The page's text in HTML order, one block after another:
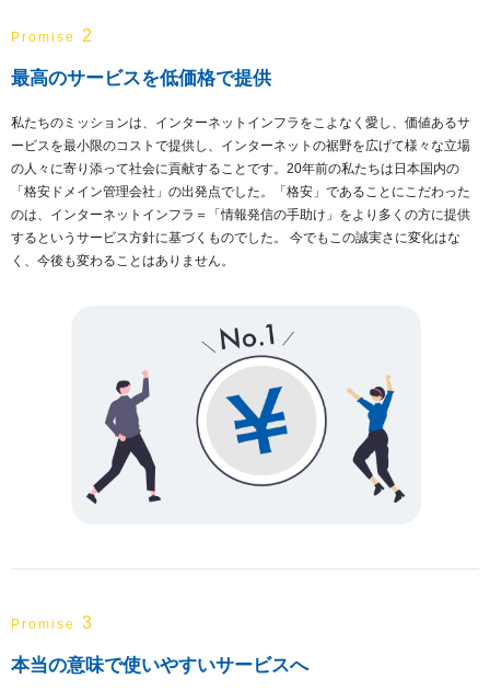
Promise 2
最高のサービスを低価格で提供
私たちのミッションは、インターネットインフラをこよなく愛し、価値あるサ
ービスを最小限のコストで提供し、インターネットの裾野を広げて様々な立場
の人々に寄り添って社会に貢献することです。20年前の私たちは日本国内の
「格安ドメイン管理会社」の出発点でした。「格安」であることにこだわった
のは、インターネットインフラ＝「情報発信の手助け」をより多くの方に提供
するというサービス方針に基づくものでした。 今でもこの誠実さに変化はな
く、今後も変わることはありません。
Promise 3
本当の意味で使いやすいサービスへ